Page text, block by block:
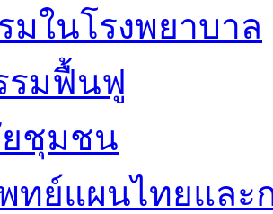
มในโรงพยาบาล
รมฟื้นฟู
ชุมชน
ทย์แผนไทยและ